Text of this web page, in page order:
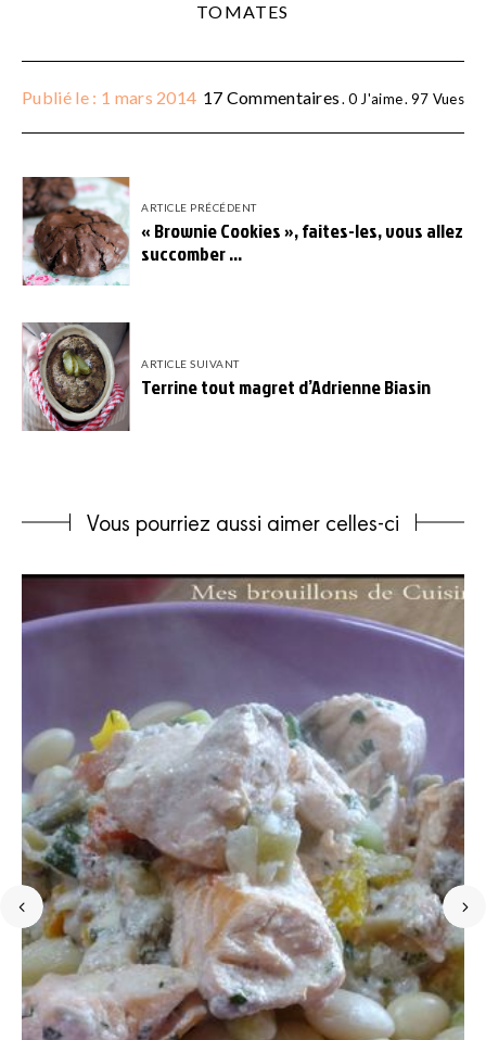
TOMATES
Publié le : 1 mars 2014 17 Commentaires 0 J'aime 97 Vues
ARTICLE PRÉCÉDENT
« Brownie Cookies », faites-les, vous allez
succomber …
ARTICLE SUIVANT
Terrine tout magret d’Adrienne Biasin
Vous pourriez aussi aimer celles-ci